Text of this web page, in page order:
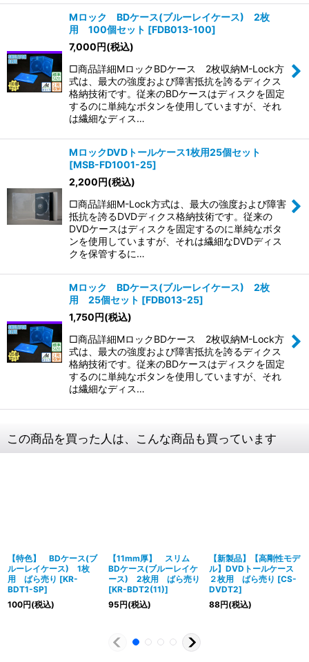
Mロック BDケース(ブルーレイケース) 2枚
用 100個セット [FDB013-100]
7,000円(税込)
□商品詳細MロックBDケース 2枚収納M-Lock方
式は、最大の強度および障害抵抗を誇るディクス
格納技術です。従来のBDケースはディスクを固定
するのに単純なボタンを使用していますが、それ
は繊細なディス…
MロックDVDトールケース1枚用25個セット
[MSB-FD1001-25]
2,200円(税込)
□商品詳細M-Lock方式は、最大の強度および障害
抵抗を誇るDVDディクス格納技術です。従来の
DVDケースはディスクを固定するのに単純なボタ
ンを使用していますが、それは繊細なDVDディス
クを保管するに…
Mロック BDケース(ブルーレイケース) 2枚
用 25個セット [FDB013-25]
1,750円(税込)
□商品詳細MロックBDケース 2枚収納M-Lock方
式は、最大の強度および障害抵抗を誇るディクス
格納技術です。従来のBDケースはディスクを固定
するのに単純なボタンを使用していますが、それ
は繊細なディス…
この商品を買った人は、こんな商品も買っています
【特色】 BDケース(ブ
ルーレイケース) 1枚
用 ばら売り [KR-
BDT1-SP]
100円(税込)
【11mm厚】 スリム
BDケース(ブルーレイケ
ース) 2枚用 ばら売り
[KR-BDT2(11)]
95円(税込)
【新製品】【高剛性モデ
ル】DVDトールケース
２枚用 ばら売り [CS-
DVDT2]
88円(税込)